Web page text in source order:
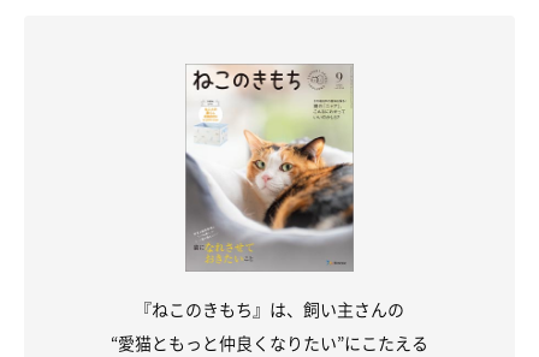
量の目安：2分の1切れ
鯛は脂肪分が少なくヘルシーな魚です。傷みやすいので、生で与
える際は鮮度に気を付けましょう。また、小骨は飲み込んでしま
うと消化器官を傷つけるので、必ず取り除いてくださいね。
量の目安：2分の1切れ『ねこのきもち』は、飼い主さんの
“愛猫ともっと仲良くなりたい”にこたえる